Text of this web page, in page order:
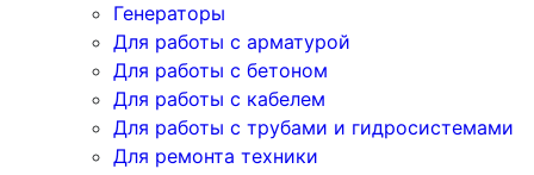
Генераторы
Для работы с арматурой
Для работы с бетоном
Для работы с кабелем
Для работы с трубами и гидросистемами
Для ремонта техники